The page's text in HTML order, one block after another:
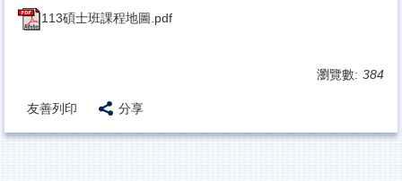
113碩士班課程地圖.pdf
瀏覽數: 384
友善列印 分享